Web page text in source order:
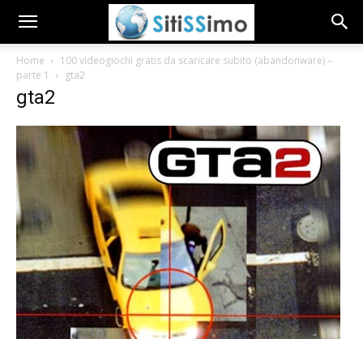
Home
100 videogiochi gratis da scaricare subito (abandonware) –
parte 1
gta2
gta2